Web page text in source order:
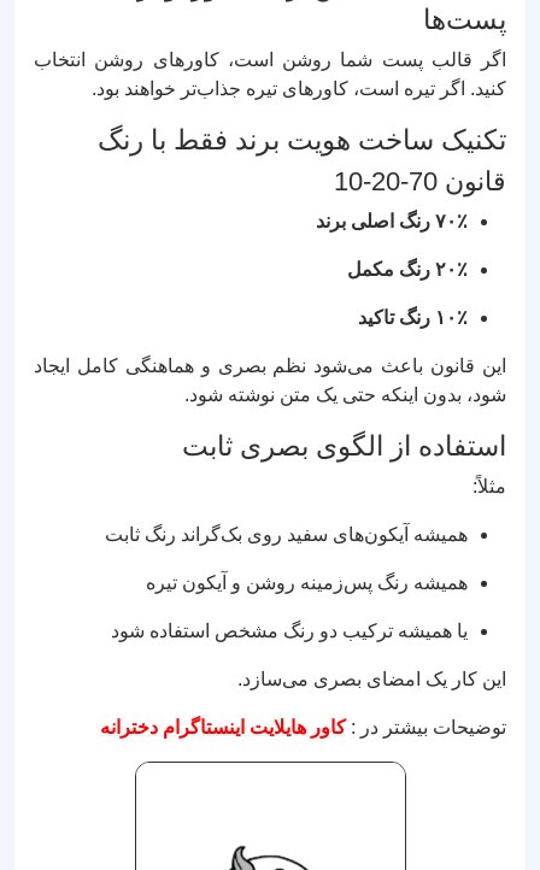
پست‌ها
اگر قالب پست شما روشن است، کاورهای روشن انتخاب
کنید. اگر تیره است، کاورهای تیره جذاب‌تر خواهند بود.
تکنیک ساخت هویت برند فقط با رنگ
قانون 70-20-10
۷۰٪ رنگ اصلی برند
۲۰٪ رنگ مکمل
۱۰٪ رنگ تاکید
این قانون باعث می‌شود نظم بصری و هماهنگی کامل ایجاد
شود، بدون اینکه حتی یک متن نوشته شود.
استفاده از الگوی بصری ثابت
مثلاً:
همیشه آیکون‌های سفید روی بک‌گراند رنگ ثابت
همیشه رنگ پس‌زمینه روشن و آیکون تیره
یا همیشه ترکیب دو رنگ مشخص استفاده شود
این کار یک امضای بصری می‌سازد.
توضیحات بیشتر در :کاور هایلایت اینستاگرام دخترانه